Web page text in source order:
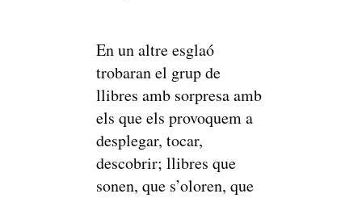
En un altre esglaó
trobaran el grup de
llibres amb sorpresa amb
els que els provoquem a
desplegar, tocar,
descobrir; llibres que
sonen, que s’oloren, que